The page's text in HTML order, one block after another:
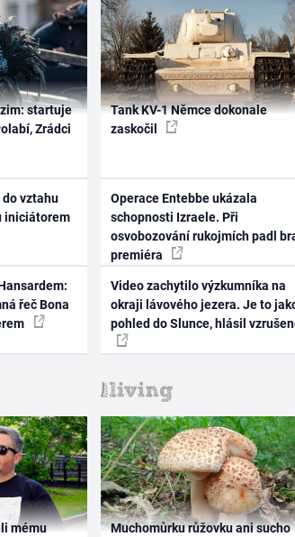
startuje
Zrádci
vztahu
iniciátorem
řeč Bona
Tank KV-1 Němce dokonale
zaskočil
Operace Entebbe ukázala
schopnosti Izraele. Při
osvobozování rukojmích padl
premiéra
Video zachytilo výzkumníka na
okraji lávového jezera. Je to
pohled do Slunce, hlásil
mému
Muchomůrku růžovku ani sucho